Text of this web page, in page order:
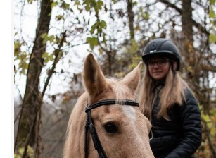
ČLENOVÉ RYCHVALDU 2023
7:4 (VELKÝ PÁTEK) KROUŽEK NEBUDE
JARNÍ BRIGÁDA 20.5.2023
DNE 17.11.2023 KROUŽEK JEZDECTVÍ NENÍ